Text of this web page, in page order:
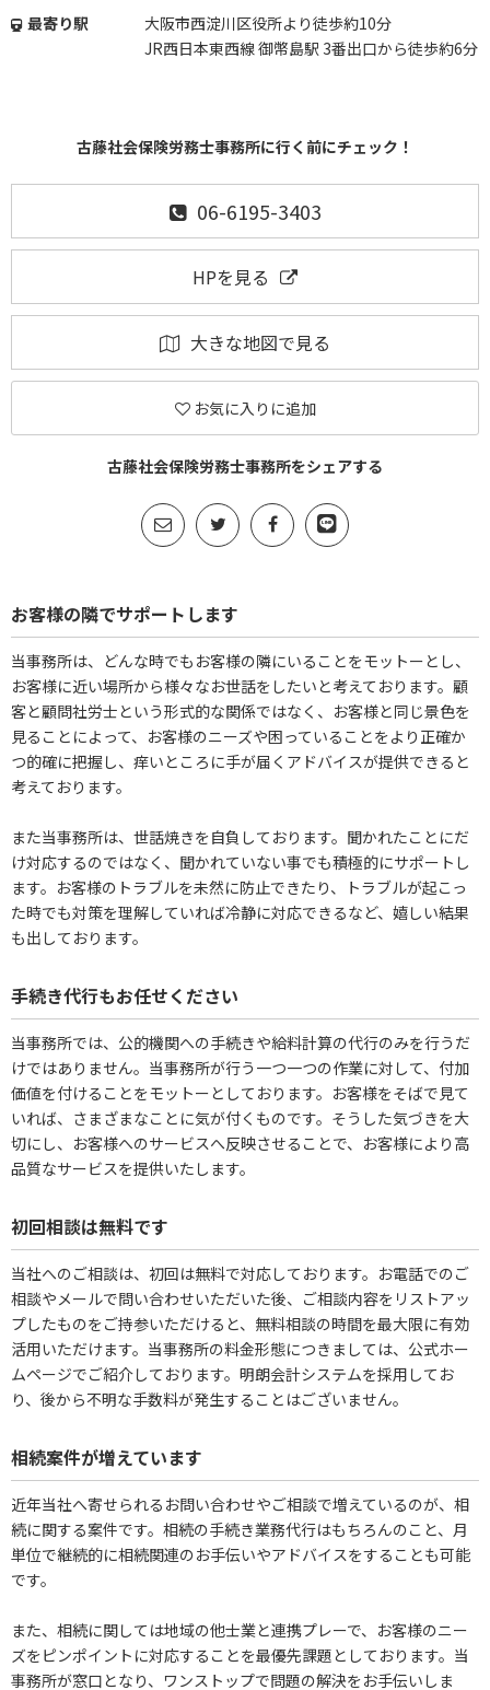
最寄り駅
大阪市西淀川区役所より徒歩約10分
JR西日本東西線 御幣島駅 3番出口から徒歩約6分
古藤社会保険労務士事務所に行く前にチェック！
06-6195-3403
HPを見る
大きな地図で見る
お気に入りに追加
古藤社会保険労務士事務所をシェアする
お客様の隣でサポートします
当事務所は、どんな時でもお客様の隣にいることをモットーとし、
お客様に近い場所から様々なお世話をしたいと考えております。顧
客と顧問社労士という形式的な関係ではなく、お客様と同じ景色を
見ることによって、お客様のニーズや困っていることをより正確か
つ的確に把握し、痒いところに手が届くアドバイスが提供できると
考えております。
また当事務所は、世話焼きを自負しております。聞かれたことにだ
け対応するのではなく、聞かれていない事でも積極的にサポートし
ます。お客様のトラブルを未然に防止できたり、トラブルが起こっ
た時でも対策を理解していれば冷静に対応できるなど、嬉しい結果
も出しております。
手続き代行もお任せください
当事務所では、公的機関への手続きや給料計算の代行のみを行うだ
けではありません。当事務所が行う一つ一つの作業に対して、付加
価値を付けることをモットーとしております。お客様をそばで見て
いれば、さまざまなことに気が付くものです。そうした気づきを大
切にし、お客様へのサービスへ反映させることで、お客様により高
品質なサービスを提供いたします。
初回相談は無料です
当社へのご相談は、初回は無料で対応しております。お電話でのご
相談やメールで問い合わせいただいた後、ご相談内容をリストアッ
プしたものをご持参いただけると、無料相談の時間を最大限に有効
活用いただけます。当事務所の料金形態につきましては、公式ホー
ムページでご紹介しております。明朗会計システムを採用してお
り、後から不明な手数料が発生することはございません。
相続案件が増えています
近年当社へ寄せられるお問い合わせやご相談で増えているのが、相
続に関する案件です。相続の手続き業務代行はもちろんのこと、月
単位で継続的に相続関連のお手伝いやアドバイスをすることも可能
です。
また、相続に関しては地域の他士業と連携プレーで、お客様のニー
ズをピンポイントに対応することを最優先課題としております。当
事務所が窓口となり、ワンストップで問題の解決をお手伝いしま